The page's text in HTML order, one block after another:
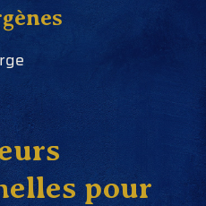
pour